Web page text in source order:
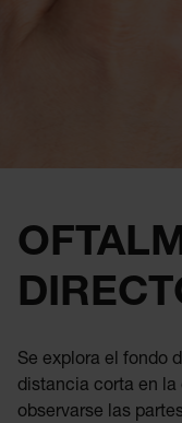
Se explora el fondo
distancia corta en
observarse las